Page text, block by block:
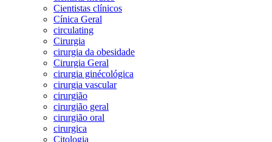
Cientistas clínicos
Cínica Geral
circulating
Cirurgia
cirurgia da obesidade
Cirurgia Geral
cirurgia ginécológica
cirurgia vascular
cirurgião
cirurgião geral
cirurgião oral
cirurgica
Citologia